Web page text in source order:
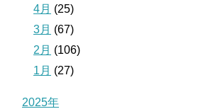
4月 (25)
3月 (67)
2月 (106)
1月 (27)
2025年